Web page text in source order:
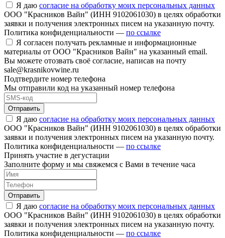
Я даю согласие на обработку моих персональных данных
ООО "Красников Вайн" (ИНН 9102061030) в целях обработки
заявки и получения электронных писем на указанную почту.
Политика конфиденциальности — по ссылке
Я согласен получать рекламные и информационные
материалы от ООО "Красников Вайн" на указанный email.
Вы можете отозвать своё согласие, написав на почту
sale@krasnikovwine.ru
Подтвердите номер телефона
Мы отправили код на указанный номер телефона
Отправить
Я даю согласие на обработку моих персональных данных
ООО "Красников Вайн" (ИНН 9102061030) в целях обработки
заявки и получения электронных писем на указанную почту.
Политика конфиденциальности — по ссылке
Принять участие в дегустации
Заполните форму и мы свяжемся с Вами в течение часа
Отправить
Я даю согласие на обработку моих персональных данных
ООО "Красников Вайн" (ИНН 9102061030) в целях обработки
заявки и получения электронных писем на указанную почту.
Политика конфиденциальности — по ссылке